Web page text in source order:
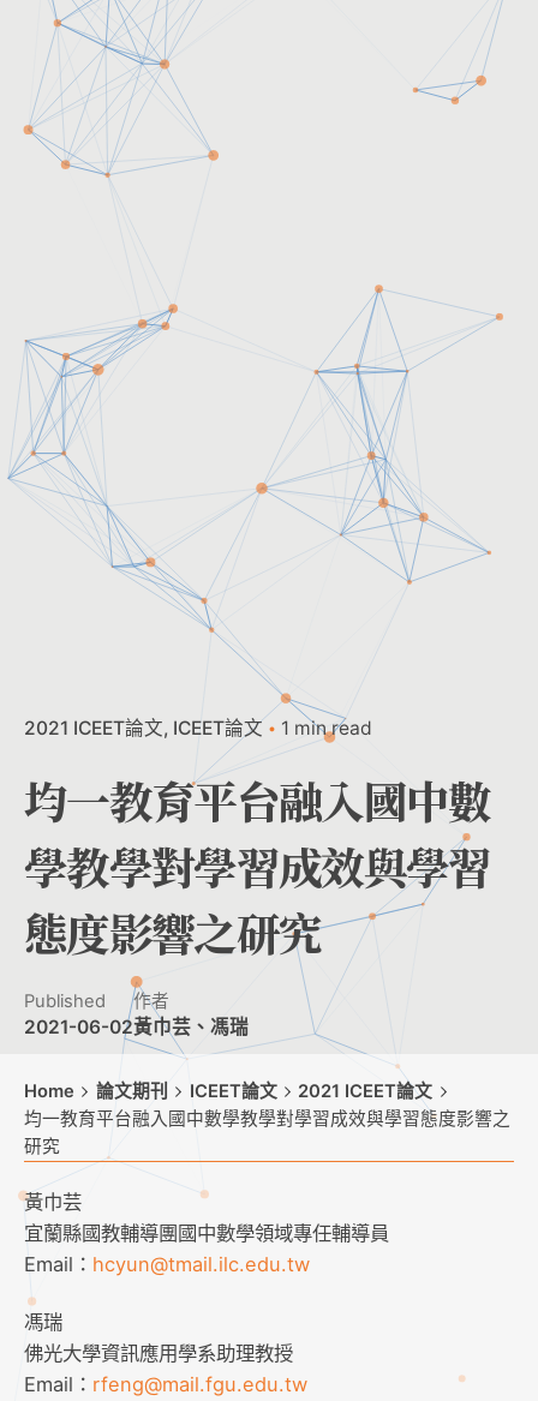
2021 ICEET論文 ICEET論文 1 min read
均一教育平台融入國中數
學教學對學習成效與學習
態度影響之研究
Published
2021-06-02
作者
黃巾芸、馮瑞
Home 論文期刊 ICEET論文
2021 ICEET論文
均一教育平台融入國中數學教學對學習成效與學習態度影響之
研究
黃巾芸
宜蘭縣國教輔導團國中數學領域專任輔導員
Email： hcyun@tmail.ilc.edu.tw
馮瑞
佛光大學資訊應用學系助理教授
Email： rfeng@mail.fgu.edu.tw